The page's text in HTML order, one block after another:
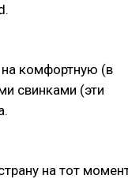
на комфортную (в
свинками (эти
на тот